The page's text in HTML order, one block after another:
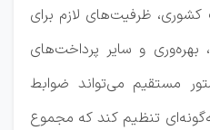
ظرفیت‌های لازم برای
بهره‌وری و سایر پرداخت‌های
مستقیم می‌تواند ضوابط
تنظیم کند که مجموع